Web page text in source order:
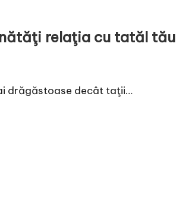
relaţia cu tatăl tău
drăgăstoase decât taţii…